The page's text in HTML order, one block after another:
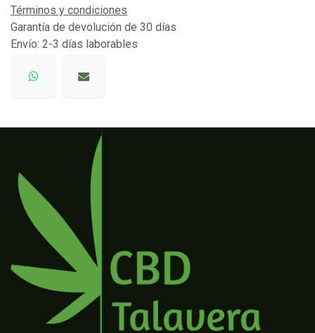
Términos y condiciones
Garantía de devolución de 30 días
Envío: 2-3 días laborables